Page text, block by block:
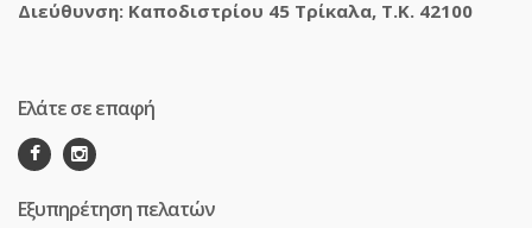
Διεύθυνση: Καποδιστρίου 45 Τρίκαλα, Τ.Κ. 42100
Ελάτε σε επαφή
Εξυπηρέτηση πελατών